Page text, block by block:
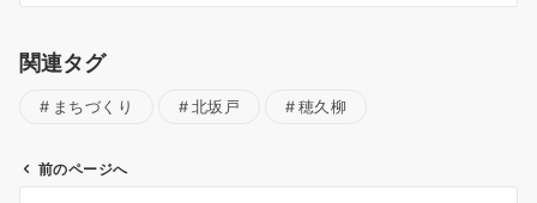
関連タグ
まちづくり 北坂戸 穂久柳
前のページへ